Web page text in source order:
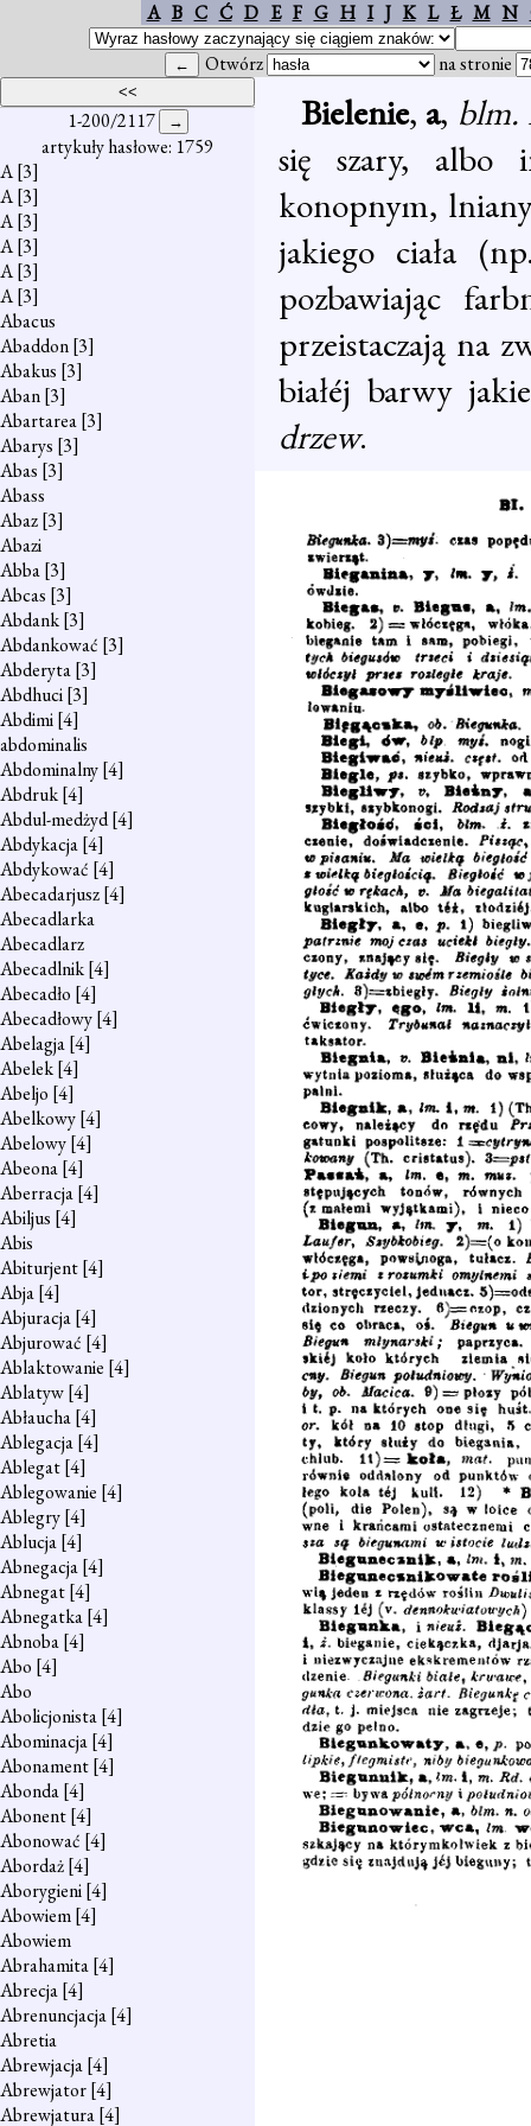
A B C Ć D E F G H I J K L Ł M N
Otwórz na stronie
1-200/2117
artykuły hasłowe: 1759
A[3]
A[3]
A[3]
A[3]
A[3]
A[3]
Abacus
Abaddon[3]
Abakus [3]
Aban[3]
Abartarea[3]
Abarys [3]
Abas [3]
Abass
Abaz[3]
Abazi
Abba[3]
Abcas [3]
Abdank[3]
Abdankować [3]
Abderyta[3]
Abdhuci[3]
Abdimi[4]
abdominalis
Abdominalny[4]
Abdruk[4]
Abdul-medżyd[4]
Abdykacja[4]
Abdykować [4]
Abecadarjusz[4]
Abecadlarka
Abecadlarz
Abecadlnik[4]
Abecadło [4]
Abecadłowy[4]
Abelagja[4]
Abelek[4]
Abeljo [4]
Abelkowy[4]
Abelowy[4]
Abeona[4]
Aberracja[4]
Abiljus [4]
Abis
Abiturjent[4]
Abja[4]
Abjuracja[4]
Abjurować [4]
Ablaktowanie [4]
Ablatyw[4]
Abłaucha[4]
Ablegacja[4]
Ablegat[4]
Ablegowanie [4]
Ablegry[4]
Ablucja[4]
Abnegacja[4]
Abnegat[4]
Abnegatka[4]
Abnoba[4]
Abo [4]
Abo
Abolicjonista[4]
Abominacja[4]
Abonament[4]
Abonda[4]
Abonent[4]
Abonować [4]
Abordaż[4]
Aborygieni[4]
Abowiem[4]
Abowiem
Abrahamita[4]
Abrecja[4]
Abrenuncjacja[4]
Abretia
Abrewjacja[4]
Abrewjator[4]
Abrewjatura[4]
Bielenie, a, blm.
się szary, albo
konopnym,
jakiego ciała
pozbawiając
przeistaczają na
białéj barwy
drzew.